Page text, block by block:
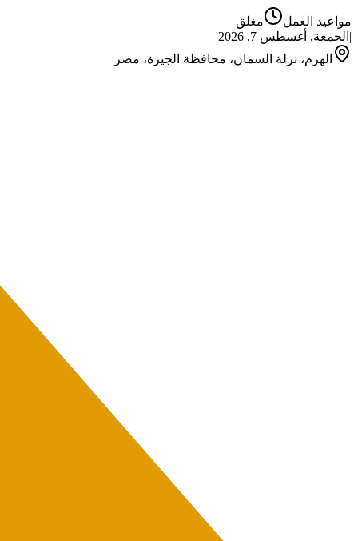
مواعيد العمل
مغلق
| الجمعة, أغسطس 7, 2026
الهرم، نزلة السمان، محافظة الجيزة، مصر